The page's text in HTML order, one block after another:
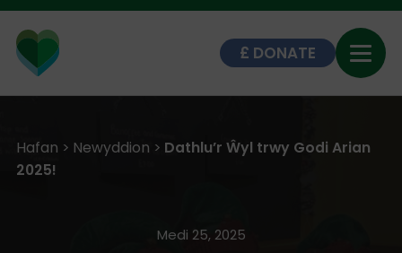
DONATE
Hafan > Newyddion > Dathlu’r Ŵyl trwy Godi Arian
2025!
Medi 25, 2025